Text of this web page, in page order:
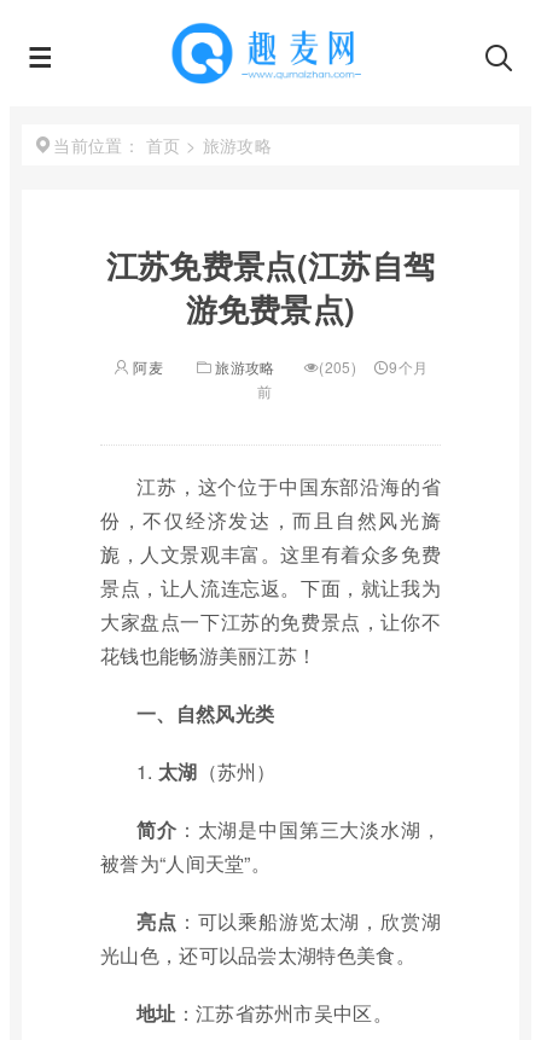
当前位置： 首页 > 旅游攻略
江苏免费景点(江苏自驾
游免费景点)
阿麦 旅游攻略 (205)
9个月
前
江苏，这个位于中国东部沿海的省
份，不仅经济发达，而且自然风光旖
旎，人文景观丰富。这里有着众多免费
景点，让人流连忘返。下面，就让我为
大家盘点一下江苏的免费景点，让你不
花钱也能畅游美丽江苏！
一、自然风光类
1. 太湖 （苏州）
简介 ：太湖是中国第三大淡水湖，
被誉为“人间天堂”。
亮点 ：可以乘船游览太湖，欣赏湖
光山色，还可以品尝太湖特色美食。
地址 ：江苏省苏州市吴中区。